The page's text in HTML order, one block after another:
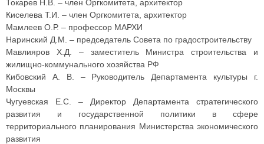
Токарев Н.В. – член Оргкомитета, архитектор
Киселева Т.И. – член Оргкомитета, архитектор
Мамлеев О.Р. – профессор МАРХИ
Наринский Д.М. – председатель Совета по градостроительству
Мавлияров Х.Д. – заместитель Министра строительства и
жилищно-коммунального хозяйства РФ
Кибовский А. В. – Руководитель Департамента культуры г.
Москвы
Чугуевская Е.С. – Директор Департамента стратегического
развития и государственной политики в сфере
территориального планирования Министерства экономического
развития